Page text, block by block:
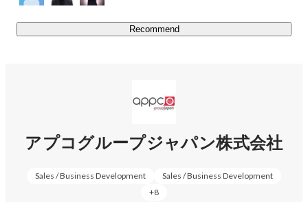
となり、今までにオーストラリア・イギリス・シンガポー
することを大事にしています。
一人一人将来の夢や目標などは違います。だからこそ会社
起業を目指す人、営業力をつけたい人、楽しい職場環境で
働きたい人、海外が好きな人...
Recommend
アプコグループジャパン株式会社
Sales / Business Development
Sales / Business Development
+8